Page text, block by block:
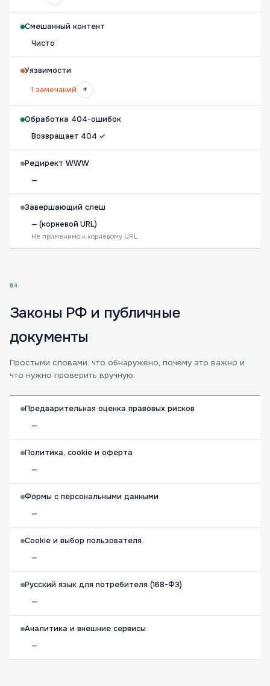
Смешанный контент
Чисто
Уязвимости
1 замечаний
+
Обработка 404-ошибок
Возвращает 404 ✓
Редирект WWW
—
Завершающий слеш
— (корневой URL)
Не применимо к корневому URL
04
Законы РФ и публичные
документы
Простыми словами: что обнаружено, почему это важно и
что нужно проверить вручную.
Предварительная оценка правовых рисков
—
Политика, cookie и оферта
—
Формы с персональными данными
—
Cookie и выбор пользователя
—
Русский язык для потребителя (168-ФЗ)
—
Аналитика и внешние сервисы
—